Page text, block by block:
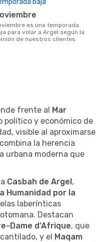
noviembre
para volar a Argel según la
de nuestros clientes
frente al Mar
político y económico de
visible al aproximarse
la herencia
urbana moderna que
Casbah de Argel,
Humanidad por la
laberínticas
Destacan
Dame d'Afrique, que
y el Maqam